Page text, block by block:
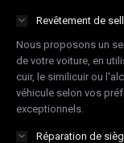
new
window
new
window
new
window
new
Revêtement de
Nous proposons un
de votre voiture, en
cuir, le similicuir ou
véhicule selon vos
exceptionnels.
Réparation de